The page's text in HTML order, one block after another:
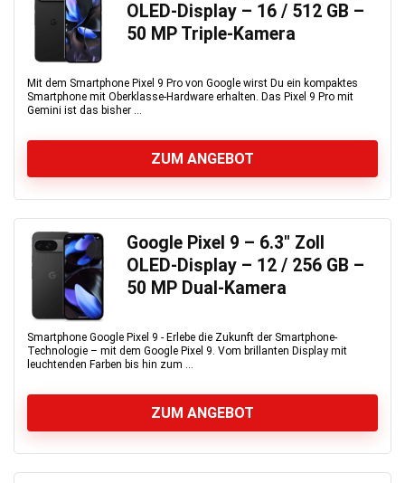
OLED-Display – 16 / 512 GB –
50 MP Triple-Kamera
Mit dem Smartphone Pixel 9 Pro von Google wirst Du ein kompaktes
Smartphone mit Oberklasse-Hardware erhalten. Das Pixel 9 Pro mit
Gemini ist das bisher ...
ZUM ANGEBOT
Google Pixel 9 – 6.3″ Zoll
OLED-Display – 12 / 256 GB –
50 MP Dual-Kamera
Smartphone Google Pixel 9 - Erlebe die Zukunft der Smartphone-
Technologie – mit dem Google Pixel 9. Vom brillanten Display mit
leuchtenden Farben bis hin zum ...
ZUM ANGEBOT